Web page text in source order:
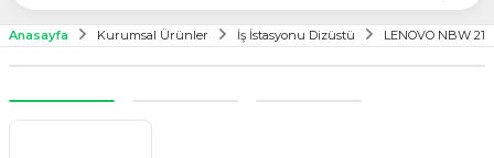
Anasayfa Kurumsal Ürünler İş İstasyonu Dizüstü LENOVO NBW